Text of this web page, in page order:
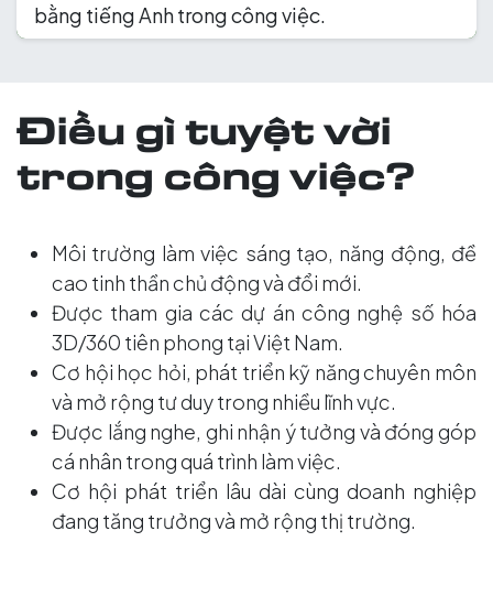
bằng tiếng Anh trong công việc.
Điều gì tuyệt vời
trong công việc?
Môi trường làm việc sáng tạo, năng động, đề
cao tinh thần chủ động và đổi mới.
Được tham gia các dự án công nghệ số hóa
3D/360 tiên phong tại Việt Nam.
Cơ hội học hỏi, phát triển kỹ năng chuyên môn
và mở rộng tư duy trong nhiều lĩnh vực.
Được lắng nghe, ghi nhận ý tưởng và đóng góp
cá nhân trong quá trình làm việc.
Cơ hội phát triển lâu dài cùng doanh nghiệp
đang tăng trưởng và mở rộng thị trường.